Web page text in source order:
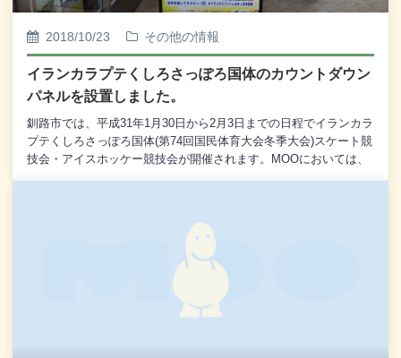
たしております。心をこめた作品をぜひご覧いただければ幸いに
と中国の昔のお金「金元宝」をモチーフにしたディスプレイを設
もご利用いただければ幸いです。新春的钟声不停地敲，我们的祝
福不停地送。千言祝福一句话：新春快乐，猪年大吉!
2018/10/23 その他の情報
イランカラプテくしろさっぽろ国体のカウントダウン
パネルを設置しました。
釧路市では、平成31年1月30日から2月3日までの日程でイランカラ
プテくしろさっぽろ国体(第74回国民体育大会冬季大会)スケート競
技会・アイスホッケー競技会が開催されます。MOOにおいては、
生・2年生のみなさんが描いたカウントダウンボードを毎日掲示し
にもなっております。MOOにお越しの際には、こちらでの記念撮
ップなど、ご自由にご利用ください。皆様でイランカラプテくし
ろさっぽろ国体を盛り上げてまいりましょう。